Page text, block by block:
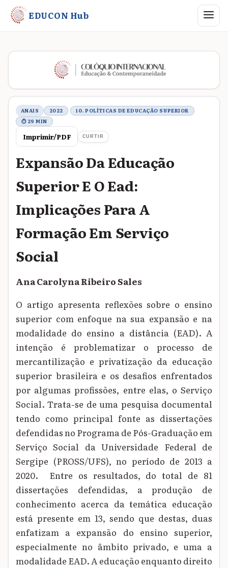
EDUCON Hub Abrir
Metadados do trabalho
ANAIS 2022
10. POLÍTICAS DE EDUCAÇÃO SUPERIOR
⏱ 29 MIN
Imprimir/PDF CURTIR
Expansão Da Educação
Superior E O Ead:
Implicações Para A
Formação Em Serviço
Social
Ana Carolyna Ribeiro Sales
O artigo apresenta reflexões sobre o ensino
superior com enfoque na sua expansão e na
modalidade do ensino a distância (EAD). A
intenção é problematizar o processo de
mercantilização e privatização da educação
superior brasileira e os desafios enfrentados
por algumas profissões, entre elas, o Serviço
Social. Trata-se de uma pesquisa documental
tendo como principal fonte as dissertações
defendidas no Programa de Pós-Graduação em
Serviço Social da Universidade Federal de
Sergipe (PROSS/UFS), no período de 2013 a
2020. Entre os resultados, do total de 81
dissertações defendidas, a produção de
conhecimento acerca da temática educação
está presente em 13, sendo que destas, duas
enfatizam a expansão do ensino superior,
especialmente no âmbito privado, e uma a
modalidade EAD. A educação enquanto direito